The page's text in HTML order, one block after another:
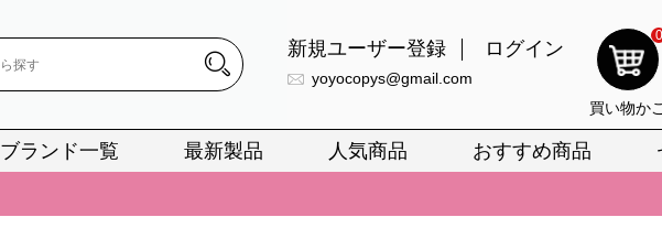
新規ユーザー登録 ログイン
yoyocopys@gmail.com
0
買い物か
ブランド一覧 最新製品 人気商品 おすすめ商品
📢 当店は正真正銘のn級スーパーコピーのみ取扱い。最高品質の再現度を安心してお選び
📢 2026春の新作続々更新中！期間中のご注文でお得な割引をご利用いただけ